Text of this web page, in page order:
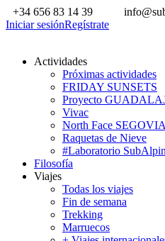
+34 656 83 14 39
Iniciar sesiónRegístrate
Actividades
Próximas actividades
FRIDAY SUNSETS
Proyecto
Vivac
North Face
Raquetas de Nieve
#Laboratorio
Filosofía
Viajes
Todas los viajes
Fin de semana
Trekking
Marruecos